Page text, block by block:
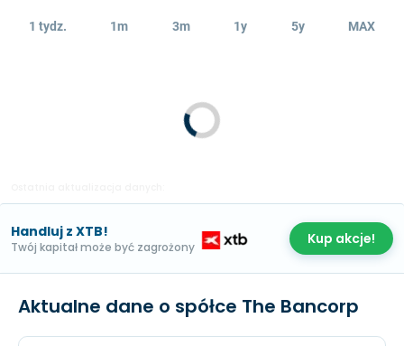
1 tydz. 1m 3m 1y 5y MAX
Handluj z XTB!
Twój kapitał może być zagrożony Kup akcje!
Aktualne dane o spółce The Bancorp